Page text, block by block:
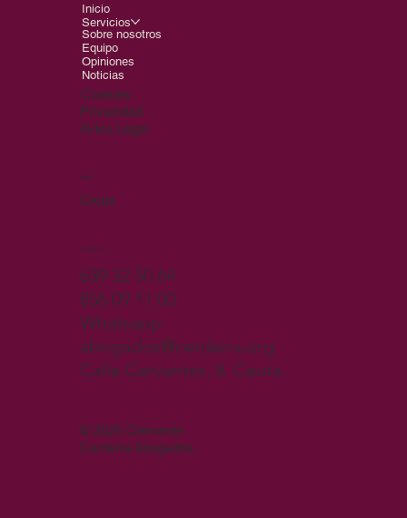
Inicio
Servicios
Sobre nosotros
Equipo
Opiniones
Noticias
Aviso Legal
Privacidad
Cookies
Sede
Ceuta
Contacto
639 32 50 64
856 09 11 00
Whatsapp
abogados@cerdeira.org
Calle Cervantes, 8. Ceuta
© 2025 Clemente
Cerdeira Abogados.